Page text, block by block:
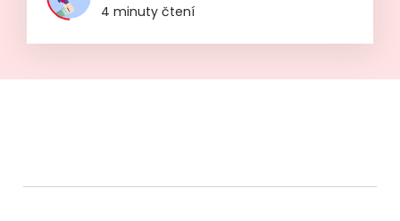
4 minuty čtení